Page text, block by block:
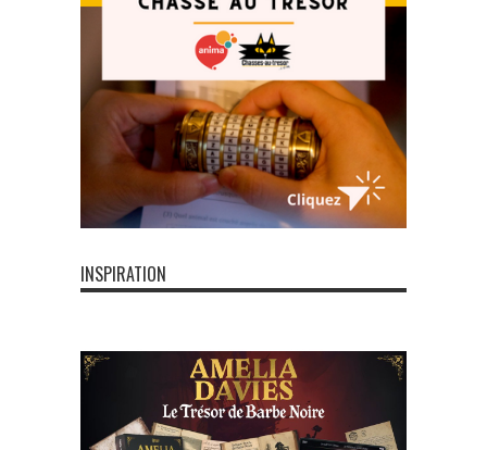
INSPIRATION